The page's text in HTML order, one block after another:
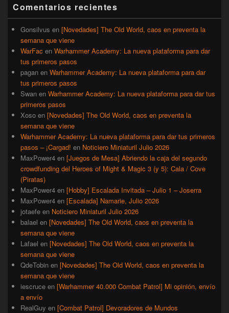
lateral
primaria
Comentarios recientes
Gonsilvus en [Novedades] The Old World, caos en preventa la
semana que viene
WarFac en Warhammer Academy: La nueva plataforma para dar
tus primeros pasos
pagan en Warhammer Academy: La nueva plataforma para dar
tus primeros pasos
Swan en Warhammer Academy: La nueva plataforma para dar tus
primeros pasos
Xoso en [Novedades] The Old World, caos en preventa la
semana que viene
Warhammer Academy: La nueva plataforma para dar tus primeros
pasos – ¡Cargad! en Noticiero Miniaturil Julio 2026
MaxPower4 en [Juegos de Mesa] Abriendo la caja del segundo
crowdfunding del Heroes of Might & Magic 3 (y 5): Cala / Cove
(Piratas)
MaxPower4 en [Hobby] Escalada Invitada – Julio 1 – Joserra
MaxPower4 en [Escalada] Namarie, Julio 2026
jotaefe en Noticiero Miniaturil Julio 2026
balael en [Novedades] The Old World, caos en preventa la
semana que viene
Lafael en [Novedades] The Old World, caos en preventa la
semana que viene
QdeTobin en [Novedades] The Old World, caos en preventa la
semana que viene
iescruce en [Warhammer 40.000 Combat Patrol] Mi opinión, envío
a envío
RealGuy en [Combat Patrol] Devoradores de Mundos